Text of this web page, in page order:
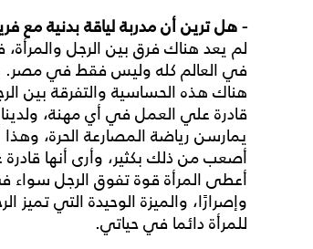
- هل ترين أن مدربة لياقة بدنية مع
لم يعد هناك فرق بين الرجل والمرأة،
في العالم كله وليس فقط في مصر.
هناك هذه الحساسية والتفرقة بين
قادرة علي العمل في أي مهنة،
يمارسن رياضة المصارعة الحرة،
أصعب من ذلك بكثير، وأرى أنها
أعطى المرأة قوة تفوق الرجل سواء
وإصرارًا، والميزة الوحيدة التي تميز
للمرأة دائما في حياتي.